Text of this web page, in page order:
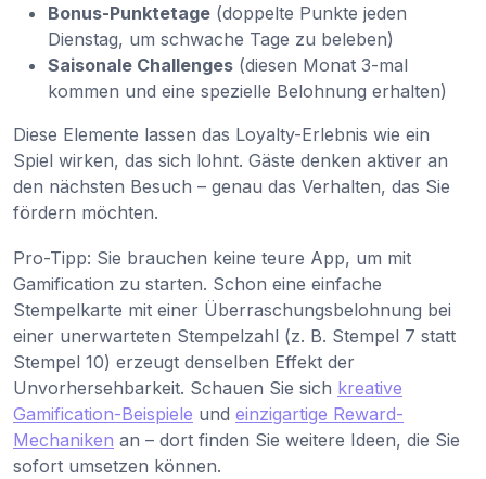
Bonus-Punktetage (doppelte Punkte jeden
Dienstag, um schwache Tage zu beleben)
Saisonale Challenges (diesen Monat 3-mal
kommen und eine spezielle Belohnung erhalten)
Diese Elemente lassen das Loyalty-Erlebnis wie ein
Spiel wirken, das sich lohnt. Gäste denken aktiver an
den nächsten Besuch – genau das Verhalten, das Sie
fördern möchten.
Pro-Tipp: Sie brauchen keine teure App, um mit
Gamification zu starten. Schon eine einfache
Stempelkarte mit einer Überraschungsbelohnung bei
einer unerwarteten Stempelzahl (z. B. Stempel 7 statt
Stempel 10) erzeugt denselben Effekt der
Unvorhersehbarkeit. Schauen Sie sich kreative
Gamification-Beispiele und einzigartige Reward-
Mechaniken an – dort finden Sie weitere Ideen, die Sie
sofort umsetzen können.